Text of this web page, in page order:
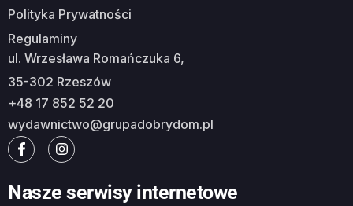
Polityka Prywatności
Regulaminy
ul. Wrzesława Romańczuka 6,
35-302 Rzeszów
+48 17 852 52 20
wydawnictwo@grupadobrydom.pl
Nasze serwisy internetowe